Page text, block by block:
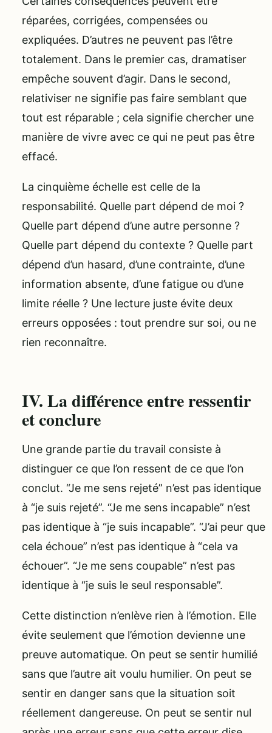
réparées, corrigées, compensées ou
expliquées. D’autres ne peuvent pas l’être
totalement. Dans le premier cas, dramatiser
empêche souvent d’agir. Dans le second,
relativiser ne signifie pas faire semblant que
tout est réparable ; cela signifie chercher une
manière de vivre avec ce qui ne peut pas être
effacé.
La cinquième échelle est celle de la
responsabilité. Quelle part dépend de moi ?
Quelle part dépend d’une autre personne ?
Quelle part dépend du contexte ? Quelle part
dépend d’un hasard, d’une contrainte, d’une
information absente, d’une fatigue ou d’une
limite réelle ? Une lecture juste évite deux
erreurs opposées : tout prendre sur soi, ou ne
rien reconnaître.
IV. La différence entre ressentir
et conclure
Une grande partie du travail consiste à
distinguer ce que l’on ressent de ce que l’on
conclut. “Je me sens rejeté” n’est pas identique
à “je suis rejeté”. “Je me sens incapable” n’est
pas identique à “je suis incapable”. “J’ai peur que
cela échoue” n’est pas identique à “cela va
échouer”. “Je me sens coupable” n’est pas
identique à “je suis le seul responsable”.
Cette distinction n’enlève rien à l’émotion. Elle
évite seulement que l’émotion devienne une
preuve automatique. On peut se sentir humilié
sans que l’autre ait voulu humilier. On peut se
sentir en danger sans que la situation soit
réellement dangereuse. On peut se sentir nul